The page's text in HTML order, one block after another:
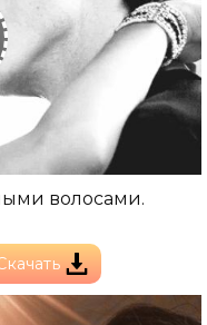
волосами.